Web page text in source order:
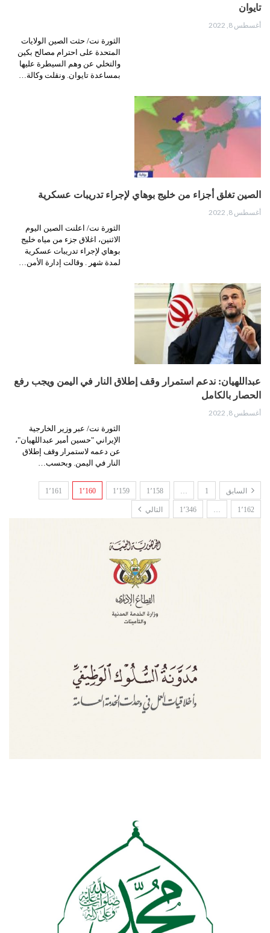
تايوان
أغسطس 8, 2022
الثورة نت/ حثت الصين الولايات
المتحدة على احترام مصالح بكين
والتخلي عن وهم السيطرة عليها
بمساعدة تايوان. ونقلت وكالة…
الصين تغلق أجزاء من خليج بوهاي لإجراء تدريبات عسكرية
أغسطس 8, 2022
الثورة نت/ اعلنت الصين اليوم
الاثنين، اغلاق جزء من مياه خليج
بوهاي لإجراء تدريبات عسكرية
لمدة شهر . وقالت إدارة الأمن…
عبداللهيان: ندعم استمرار وقف إطلاق النار في اليمن ويجب رفع
الحصار بالكامل
أغسطس 8, 2022
الثورة نت/ عبر وزير الخارجية
الإيراني "حسين أمير عبداللهيان"،
عن دعمه لاستمرار وقف إطلاق
النار في اليمن. وبحسب…
السابق 1
… 1٬158 1٬159 1٬160 1٬161
1٬162 … 1٬346 التالي